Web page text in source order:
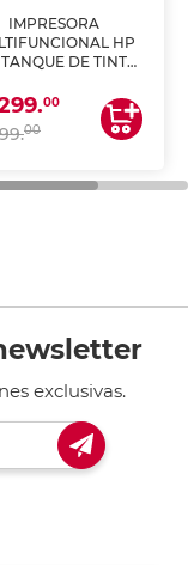
IMPRESORA
HP
DE TINTA
ESCANEA)
00
00
exclusivas.